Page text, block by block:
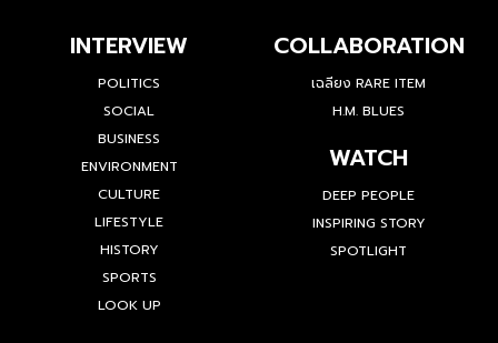
INTERVIEW
POLITICS
SOCIAL
BUSINESS
ENVIRONMENT
CULTURE
LIFESTYLE
HISTORY
SPORTS
LOOK UP
COLLABORATION
เฉลียง RARE ITEM
H.M. BLUES
WATCH
DEEP PEOPLE
INSPIRING STORY
SPOTLIGHT